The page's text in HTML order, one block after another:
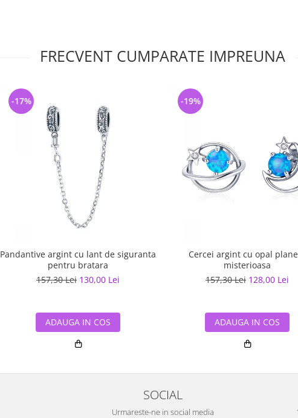
FRECVENT CUMPARATE IMPREUNA
Pandantive argint cu lant de siguranta
pentru bratara
157,30 Lei 130,00 Lei
-17%
ADAUGA IN COS
Cercei argint cu opal
misterioasa
157,30 Lei 128,00 Lei
-19%
ADAUGA IN COS
SOCIAL
Urmareste-ne in social media